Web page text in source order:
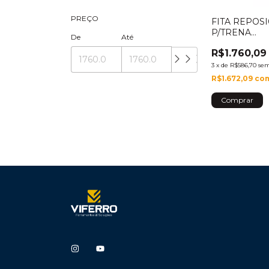
PREÇO
De Até
FITA
P/TRENA
- LC507MD-
R$1.760,09
3 xde R$586,70
R$1.672,09